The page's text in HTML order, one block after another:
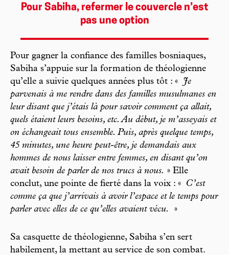
Pour Sabiha, refermer le couvercle n’est
pas une option
Pour gagner la confiance des familles bosniaques,
Sabiha s’appuie sur la formation de théologienne
qu’elle a suivie quelques années plus tôt : «
Je
parvenais à me rendre dans des familles musulmanes en
leur disant que j’étais là pour savoir comment ça allait,
quels étaient leurs besoins, etc. Au début, je m’asseyais et
on échangeait tous ensemble. Puis, après quelque temps,
45 minutes, une heure peut-être, je demandais aux
hommes de nous laisser entre femmes, en disant qu’on
avait besoin de parler de nos trucs à nous. » Elle
conclut, une pointe de fierté dans la voix : «
C’est
comme ça que j’arrivais à avoir l’espace et le temps pour
parler avec elles de ce qu’elles avaient vécu.
»
Sa casquette de théologienne, Sabiha s’en sert
habilement, la mettant au service de son combat.